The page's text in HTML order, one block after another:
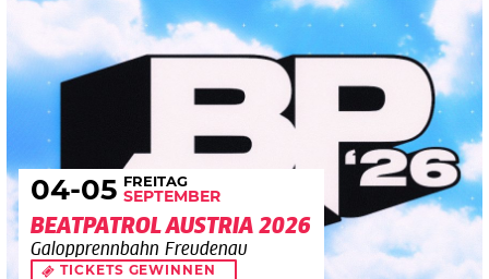
04-05 FREITAG
SEPTEMBER
BEATPATROL AUSTRIA 2026
Galopprennbahn Freudenau
TICKETS GEWINNEN